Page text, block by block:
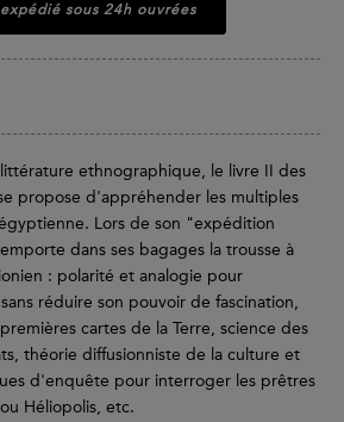
sous 24h ouvrées
ethnographique, le livre II des
propose d'appréhender les multiples
Lors de son "expédition
dans ses bagages la trousse à
: polarité et analogie pour
réduire son pouvoir de fascination,
cartes de la Terre, science des
théorie diffusionniste de la culture et
d'enquête pour interroger les prêtres
Héliopolis, etc.